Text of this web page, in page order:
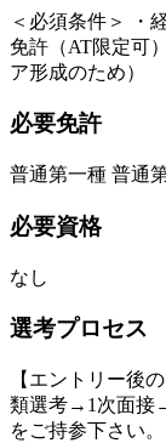
＜必須条件＞ ・
免許（AT限定可
ア形成のため）
必要免許
普通第一種 普通
必要資格
なし
選考プロセス
【エントリー後
類選考→1次面接
をご持参下さい